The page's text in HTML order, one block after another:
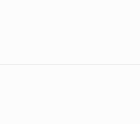
Coffee |
结合在地餐饮与多元机能
会客群，除了全时段供应
个舒适的空间中，找到最